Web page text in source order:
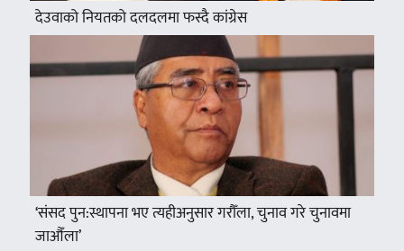
देउवाको नियतको दलदलमा फस्दै कांग्रेस
‘संसद पुन:स्थापना भए त्यहीअनुसार गरौँला, चुनाव गरे चुनावमा
जाऔँला’